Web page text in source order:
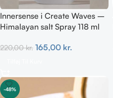
Innersense i Create Waves –
Himalayan salt Spray 118 ml
220,00kr. 165,00 kr.
-48%